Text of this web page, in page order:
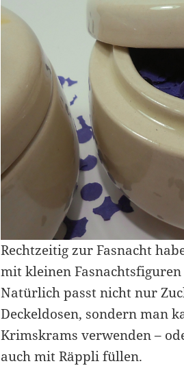
Rechtzeitig zur Fasnacht
mit kleinen
Natürlich passt nicht nur
Deckeldosen, sondern man
Krimskrams verwenden –
auch mit Räppli füllen.